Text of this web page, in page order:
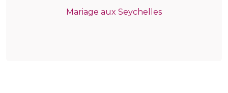
Mariage aux Seychelles